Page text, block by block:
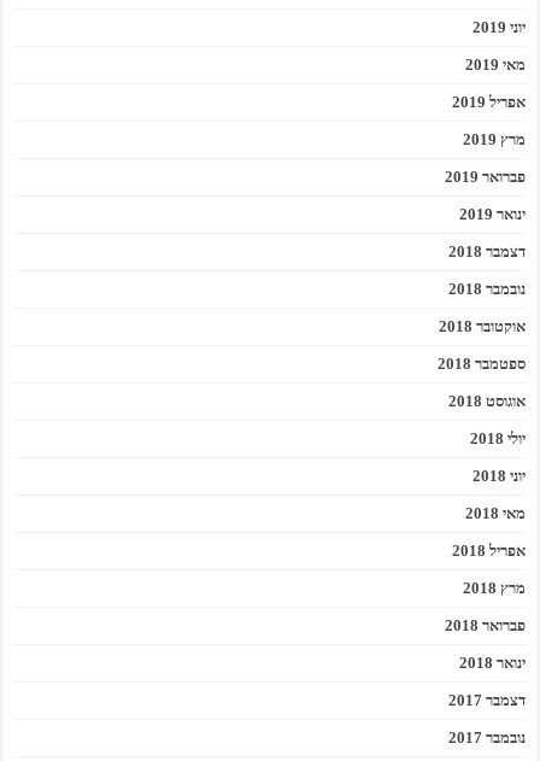
יוני 2019
מאי 2019
אפריל 2019
מרץ 2019
פברואר 2019
ינואר 2019
דצמבר 2018
נובמבר 2018
אוקטובר 2018
ספטמבר 2018
אוגוסט 2018
יולי 2018
יוני 2018
מאי 2018
אפריל 2018
מרץ 2018
פברואר 2018
ינואר 2018
דצמבר 2017
נובמבר 2017